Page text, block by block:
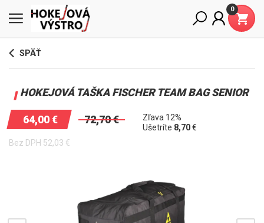
0
SPÄŤ
HOKEJOVÁ TAŠKA FISCHER TEAM BAG SENIOR
64,00€ 72,70€
Zľava 12%
Ušetríte 8,70€
Bez DPH 52,03 €